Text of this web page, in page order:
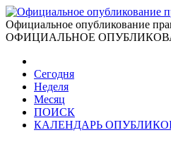
Официальное опубликование
ОФИЦИАЛЬНОЕ
Сегодня
Неделя
Месяц
ПОИСК
КАЛЕНДАРЬ